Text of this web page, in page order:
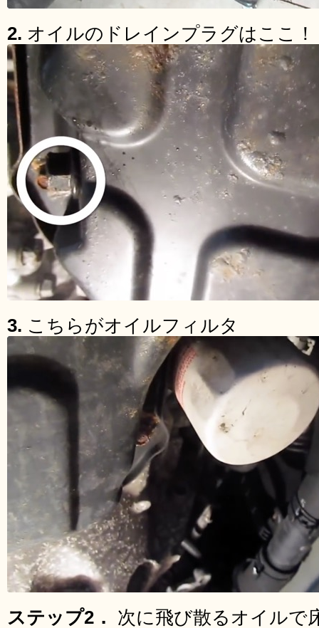
2. オイルのドレインプラグはここ！
3. こちらがオイルフィルタ
ステップ2． 次に飛び散るオイルで